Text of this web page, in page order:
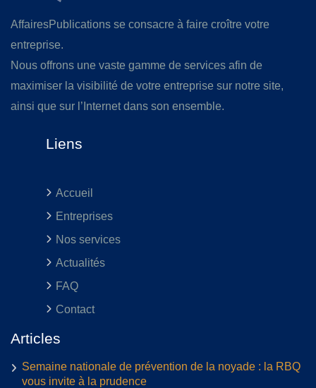
AffairesPublications se consacre à faire croître votre
entreprise.
Nous offrons une vaste gamme de services afin de
maximiser la visibilité de votre entreprise sur notre site,
ainsi que sur l’Internet dans son ensemble.
Liens
Accueil
Entreprises
Nos services
Actualités
FAQ
Contact
Articles
Semaine nationale de prévention de la noyade : la RBQ
vous invite à la prudence